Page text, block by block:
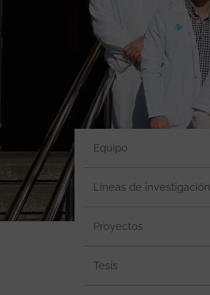
Equipo
Líneas de investigación
Proyectos
Tesis